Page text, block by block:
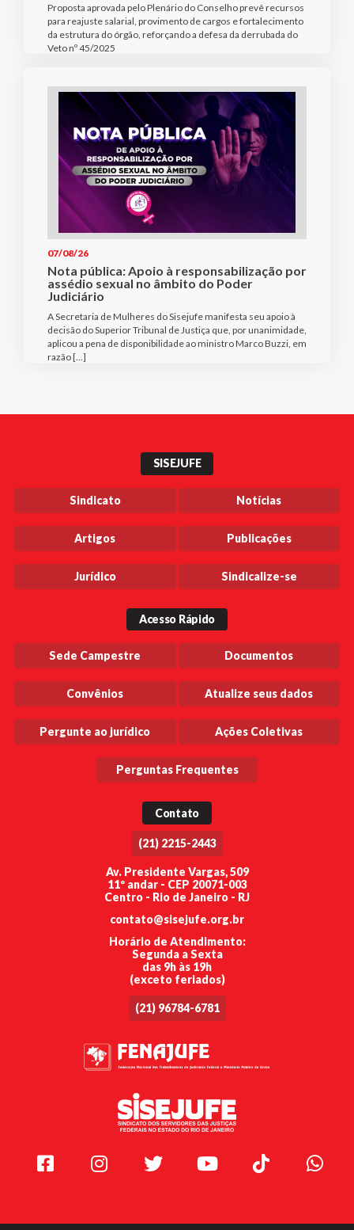
Proposta aprovada pelo Plenário do Conselho prevê recursos
para reajuste salarial, provimento de cargos e fortalecimento
da estrutura do órgão, reforçando a defesa da derrubada do
Veto nº 45/2025
07/08/26
Nota pública: Apoio à responsabilização por
assédio sexual no âmbito do Poder
Judiciário
A Secretaria de Mulheres do Sisejufe manifesta seu apoio à
decisão do Superior Tribunal de Justiça que, por unanimidade,
aplicou a pena de disponibilidade ao ministro Marco Buzzi, em
razão […]
SISEJUFE
Sindicato Notícias
Artigos Publicações
Jurídico Sindicalize-se
Acesso Rápido
Sede Campestre Documentos
Convênios Atualize seus dados
Pergunte ao jurídico Ações Coletivas
Perguntas Frequentes
Contato
(21) 2215-2443
Av. Presidente Vargas, 509
11º andar - CEP 20071-003
Centro - Rio de Janeiro - RJ
contato@sisejufe.org.br
Horário de Atendimento:
Segunda a Sexta
das 9h às 19h
(exceto feriados)
(21) 96784-6781
Facebook Instagram Twitter Youtube TikTok